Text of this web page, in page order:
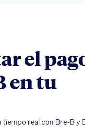
el
en tu
tiempo real con Bre-B y